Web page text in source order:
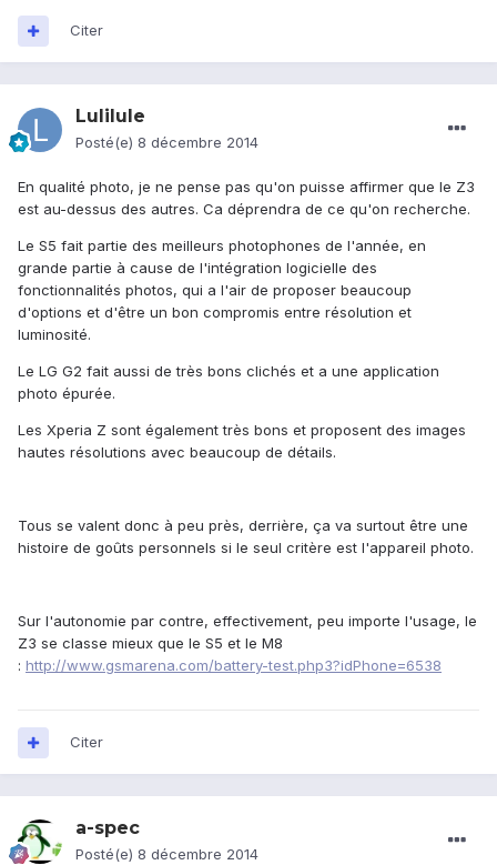
Citer
Lulilule
Posté(e) 8 décembre 2014
En qualité photo, je ne pense pas qu'on puisse affirmer que le Z3
est au-dessus des autres. Ca déprendra de ce qu'on recherche.
Le S5 fait partie des meilleurs photophones de l'année, en
grande partie à cause de l'intégration logicielle des
fonctionnalités photos, qui a l'air de proposer beaucoup
d'options et d'être un bon compromis entre résolution et
luminosité.
Le LG G2 fait aussi de très bons clichés et a une application
photo épurée.
Les Xperia Z sont également très bons et proposent des images
hautes résolutions avec beaucoup de détails.
Tous se valent donc à peu près, derrière, ça va surtout être une
histoire de goûts personnels si le seul critère est l'appareil photo.
Sur l'autonomie par contre, effectivement, peu importe l'usage, le
Z3 se classe mieux que le S5 et le M8
: http://www.gsmarena.com/battery-test.php3?idPhone=6538
Citer
a-spec
Posté(e) 8 décembre 2014